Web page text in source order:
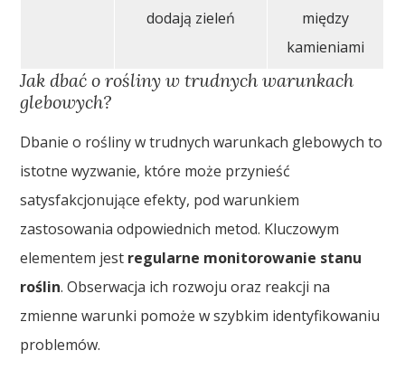
dodają zieleń
między
kamieniami
Jak dbać o rośliny w trudnych warunkach
glebowych?
Dbanie o rośliny w trudnych warunkach glebowych to
istotne wyzwanie, które może przynieść
satysfakcjonujące efekty, pod warunkiem
zastosowania odpowiednich metod. Kluczowym
elementem jest regularne monitorowanie stanu
roślin. Obserwacja ich rozwoju oraz reakcji na
zmienne warunki pomoże w szybkim identyfikowaniu
problemów.